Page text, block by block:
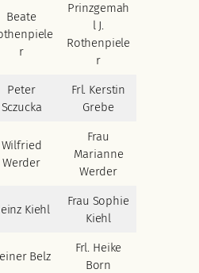
Beate
r
Prinzgemah
l J.
Rothenpiele
r
Peter
Sczucka
Frl. Kerstin
Grebe
Wilfried
Werder
Frau
Marianne
Werder
Kiehl
Frau Sophie
Kiehl
Belz
Frl. Heike
Born